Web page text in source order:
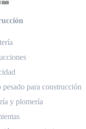
pesado para construcción
y plomería